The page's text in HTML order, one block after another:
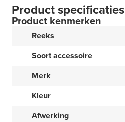
Product specificaties
Product kenmerken
Reeks
Soort accessoire
Merk
Kleur
Afwerking